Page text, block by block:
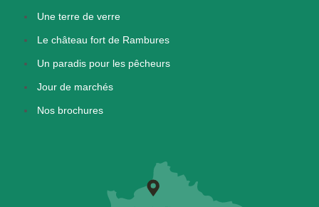
Une terre de verre
Le château fort de Rambures
Un paradis pour les pêcheurs
Jour de marchés
Nos brochures